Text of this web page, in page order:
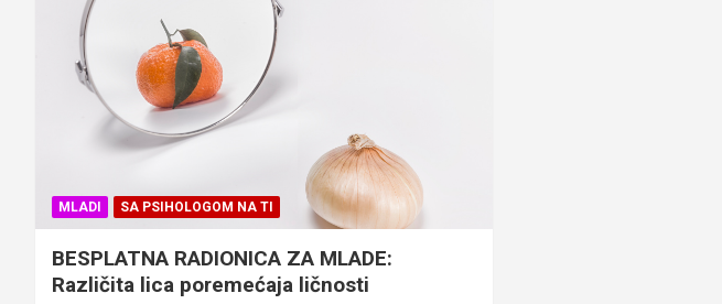
MLADI SA PSIHOLOGOM NA TI
BESPLATNA RADIONICA ZA MLADE:
Različita lica poremećaja ličnosti